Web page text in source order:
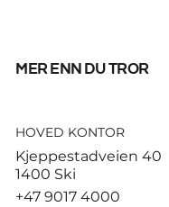
Ruud
gang
mer enn du tror
HOVED KONTOR
Kjeppestadveien 40
1400 Ski
+47 9017 4000